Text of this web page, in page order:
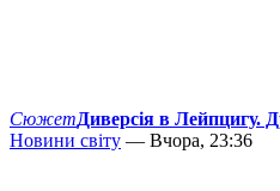
СюжетДиверсія в Лейпцигу.
Новини світу — Вчора, 23:36